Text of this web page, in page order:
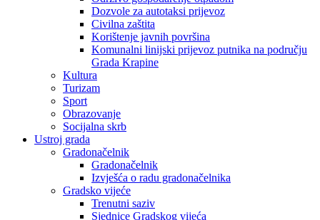
Dozvole za autotaksi prijevoz
Civilna zaštita
Korištenje javnih površina
Komunalni linijski prijevoz putnika na području
Grada Krapine
Kultura
Turizam
Sport
Obrazovanje
Socijalna skrb
Ustroj grada
Gradonačelnik
Gradonačelnik
Izvješća o radu gradonačelnika
Gradsko vijeće
Trenutni saziv
Sjednice Gradskog vijeća